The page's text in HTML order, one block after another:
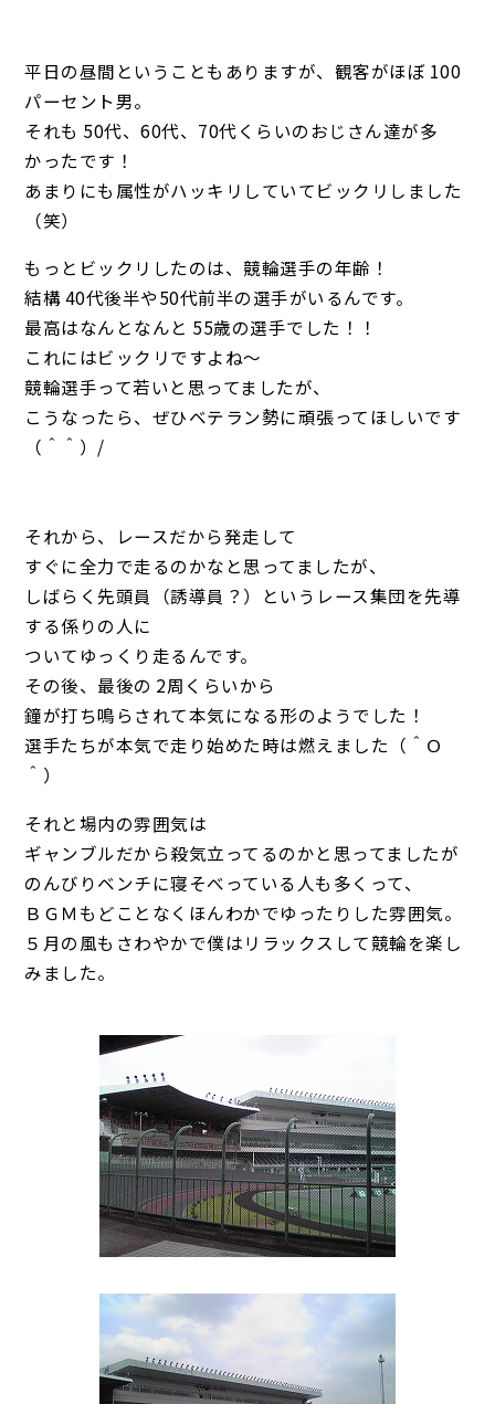
平日の昼間ということもありますが、観客がほぼ 100
パーセント男。
それも 50代、60代、70代くらいのおじさん達が多
かったです！
あまりにも属性がハッキリしていてビックリしました
（笑）
もっとビックリしたのは、競輪選手の年齢！
結構 40代後半や50代前半の選手がいるんです。
最高はなんとなんと 55歳の選手でした！！
これにはビックリですよね～
競輪選手って若いと思ってましたが、
こうなったら、ぜひベテラン勢に頑張ってほしいです
（＾＾）/
それから、レースだから発走して
すぐに全力で走るのかなと思ってましたが、
しばらく先頭員（誘導員？）というレース集団を先導
する係りの人に
ついてゆっくり走るんです。
その後、最後の 2周くらいから
鐘が打ち鳴らされて本気になる形のようでした！
選手たちが本気で走り始めた時は燃えました（＾Ｏ
＾）
それと場内の雰囲気は
ギャンブルだから殺気立ってるのかと思ってましたが
のんびりベンチに寝そべっている人も多くって、
ＢＧＭもどことなくほんわかでゆったりした雰囲気。
５月の風もさわやかで僕はリラックスして競輪を楽し
みました。